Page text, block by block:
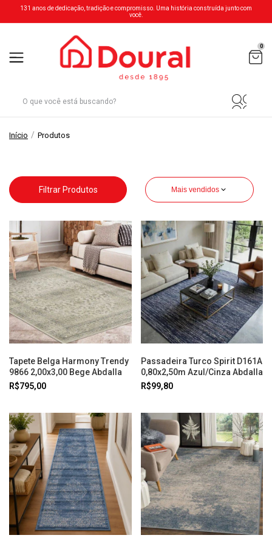
131 anos de dedicação, tradição e compromisso. Uma história construída junto com
você.
0
Início / Produtos
Filtrar Produtos Mais vendidos
Tapete Belga Harmony Trendy
9866 2,00x3,00 Bege Abdalla
R$795,00
Passadeira Turco Spirit D161A
0,80x2,50m Azul/Cinza Abdalla
R$99,80